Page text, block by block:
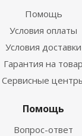
Помощь
Условия оплаты
Условия доставки
Гарантия на товар
Сервисные
Помощь
Вопрос-ответ